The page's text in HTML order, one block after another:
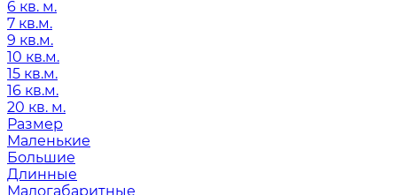
6 кв. м.
7 кв.м.
9 кв.м.
10 кв.м.
15 кв.м.
16 кв.м.
20 кв. м.
Размер
Маленькие
Большие
Длинные
Малогабаритные